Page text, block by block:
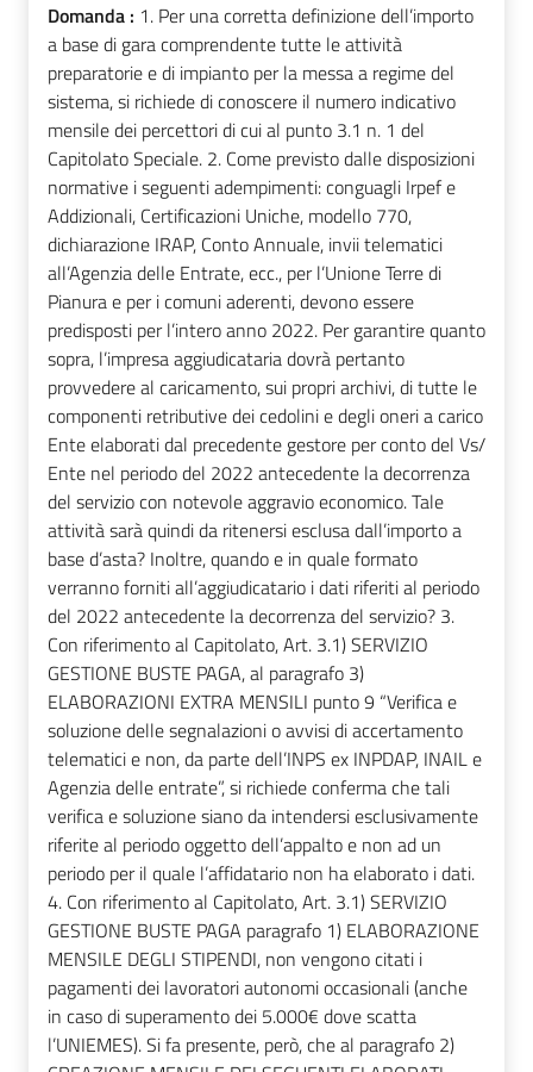
Domanda : 1. Per una corretta definizione dell’importo
a base di gara comprendente tutte le attività
preparatorie e di impianto per la messa a regime del
sistema, si richiede di conoscere il numero indicativo
mensile dei percettori di cui al punto 3.1 n. 1 del
Capitolato Speciale. 2. Come previsto dalle disposizioni
normative i seguenti adempimenti: conguagli Irpef e
Addizionali, Certificazioni Uniche, modello 770,
dichiarazione IRAP, Conto Annuale, invii telematici
all’Agenzia delle Entrate, ecc., per l’Unione Terre di
Pianura e per i comuni aderenti, devono essere
predisposti per l’intero anno 2022. Per garantire quanto
sopra, l’impresa aggiudicataria dovrà pertanto
provvedere al caricamento, sui propri archivi, di tutte le
componenti retributive dei cedolini e degli oneri a carico
Ente elaborati dal precedente gestore per conto del Vs/
Ente nel periodo del 2022 antecedente la decorrenza
del servizio con notevole aggravio economico. Tale
attività sarà quindi da ritenersi esclusa dall’importo a
base d’asta? Inoltre, quando e in quale formato
verranno forniti all’aggiudicatario i dati riferiti al periodo
del 2022 antecedente la decorrenza del servizio? 3.
Con riferimento al Capitolato, Art. 3.1) SERVIZIO
GESTIONE BUSTE PAGA, al paragrafo 3)
ELABORAZIONI EXTRA MENSILI punto 9 “Verifica e
soluzione delle segnalazioni o avvisi di accertamento
telematici e non, da parte dell’INPS ex INPDAP, INAIL e
Agenzia delle entrate”, si richiede conferma che tali
verifica e soluzione siano da intendersi esclusivamente
riferite al periodo oggetto dell’appalto e non ad un
periodo per il quale l’affidatario non ha elaborato i dati.
4. Con riferimento al Capitolato, Art. 3.1) SERVIZIO
GESTIONE BUSTE PAGA paragrafo 1) ELABORAZIONE
MENSILE DEGLI STIPENDI, non vengono citati i
pagamenti dei lavoratori autonomi occasionali (anche
in caso di superamento dei 5.000€ dove scatta
l’UNIEMES). Si fa presente, però, che al paragrafo 2)